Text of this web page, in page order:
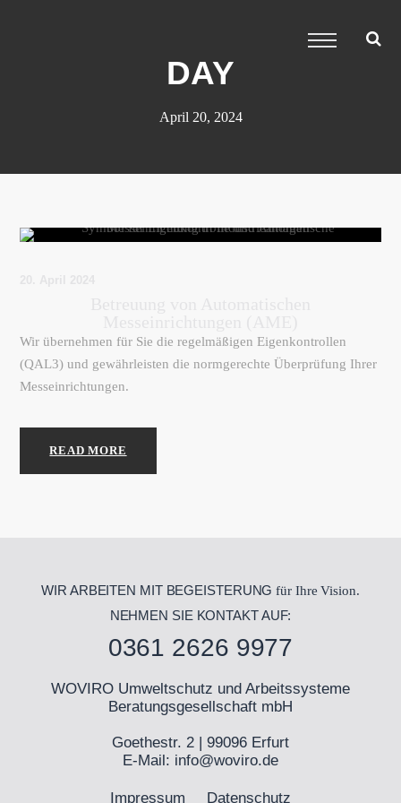
DAY
April 20, 2024
Wir übernehmen für Sie die regelmäßigen Eigenkontrollen
(QAL3) und gewährleisten die normgerechte Überprüfung Ihrer
Messeinrichtungen.
READ MORE
WIR ARBEITEN MIT BEGEISTERUNGfür Ihre Vision.
NEHMEN SIE KONTAKT AUF:
0361 2626 9977
WOVIRO Umweltschutz und Arbeitssysteme
Beratungsgesellschaft mbH
Goethestr. 2 | 99096 Erfurt
E-Mail: info@woviro.de
Impressum Datenschutz